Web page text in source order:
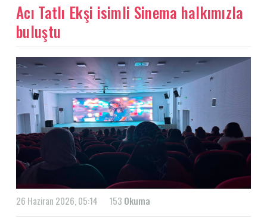
Acı Tatlı Ekşi isimli Sinema halkımızla
buluştu
26 Haziran 2026, 05:14 153 Okuma